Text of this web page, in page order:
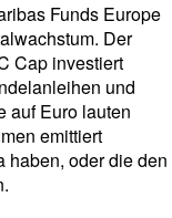
Funds Europe
Der
Cap investiert
und
auf Euro lauten
emittiert
haben, oder die den